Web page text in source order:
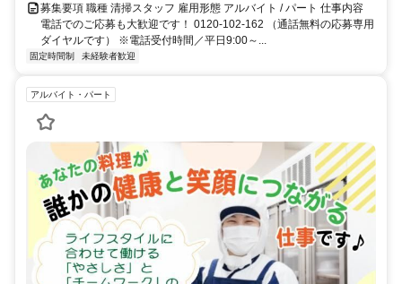
募集要項 職種 清掃スタッフ 雇用形態 アルバイト / パート 仕事内容
電話でのご応募も大歓迎です！ 0120-102-162 （通話無料の応募専用
ダイヤルです） ※電話受付時間／平日9:00～...
固定時間制 未経験者歓迎
アルバイト・パート